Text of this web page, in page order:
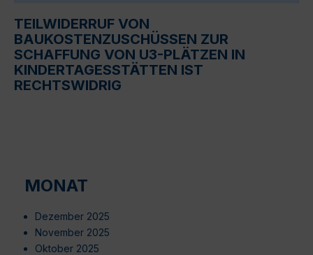
TEILWIDERRUF VON
BAUKOSTENZUSCHÜSSEN ZUR
SCHAFFUNG VON U3-PLÄTZEN IN
KINDERTAGESSTÄTTEN IST
RECHTSWIDRIG
MONAT
Dezember 2025
November 2025
Oktober 2025